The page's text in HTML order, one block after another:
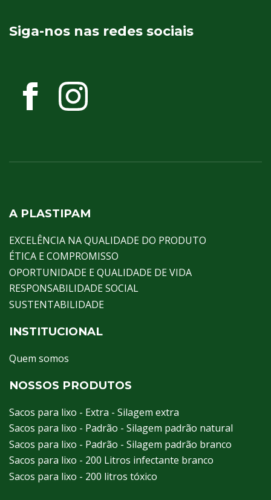
Siga-nos nas redes sociais
A PLASTIPAM
EXCELÊNCIA NA QUALIDADE DO PRODUTO
ÉTICA E COMPROMISSO
OPORTUNIDADE E QUALIDADE DE VIDA
RESPONSABILIDADE SOCIAL
SUSTENTABILIDADE
INSTITUCIONAL
Quem somos
NOSSOS PRODUTOS
Sacos para lixo - Extra - Silagem extra
Sacos para lixo - Padrão - Silagem padrão natural
Sacos para lixo - Padrão - Silagem padrão branco
Sacos para lixo - 200 Litros infectante branco
Sacos para lixo - 200 litros tóxico